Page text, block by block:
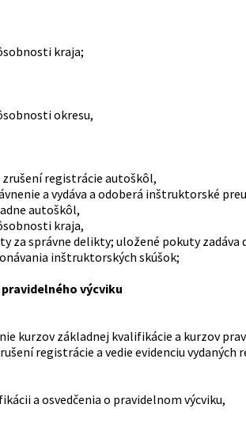
kraja;
okresu,
registrácie autoškôl,
a vydáva a odoberá inštruktorské
autoškôl,
kraja,
za správne delikty; uložené pokuty
inštruktorských skúšok;
výcviku
kurzov základnej kvalifikácie a kurzov
registrácie a vedie evidenciu vydaných
a osvedčenia o pravidelnom výcviku,